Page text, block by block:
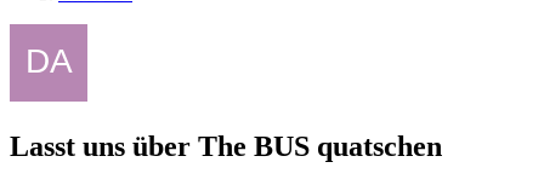
Lasst uns über The BUS quatschen